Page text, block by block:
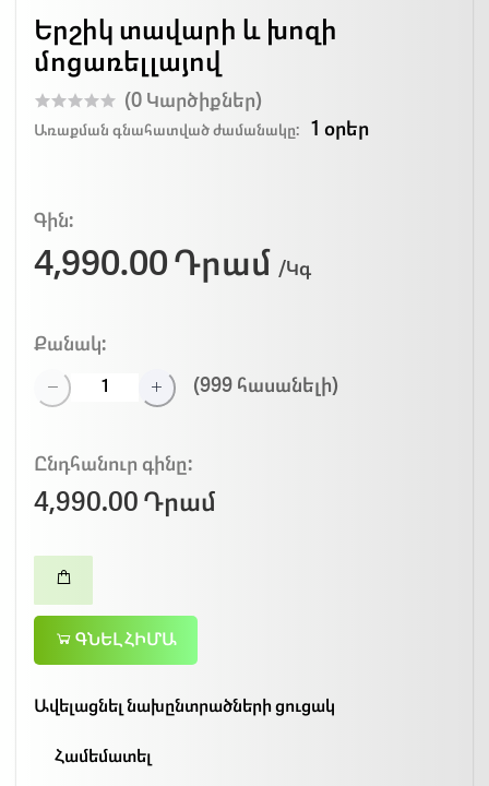
Երշիկ տավարի և խոզի
մոցառելլայով
(0 Կարծիքներ)
Առաքման գնահատված ժամանակը: 1 օրեր
Գին:
4,990.00 Դրամ /Կգ
Քանակ:
(999 հասանելի)
Ընդհանուր գինը:
4,990.00 Դրամ
ԳՆԵԼ ՀԻՄԱ
Ավելացնել նախընտրածների ցուցակ
Համեմատել